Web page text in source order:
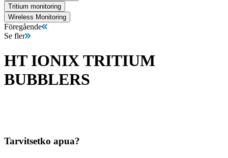
Tritium monitoring
Wireless Monitoring
Föregående
Se fler
HT IONIX TRITIUM
BUBBLERS
Tarvitsetko apua?